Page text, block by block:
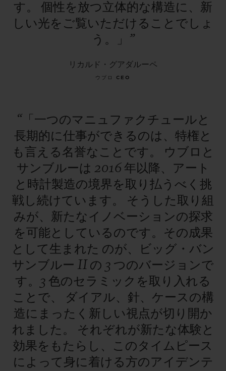
す。 個性を放つ立体的な構造に、新
しい光をご覧いただけることでしょ
う。」”
リカルド・グアダルーペ
ウブロ CEO
“「一つのマニュファクチュールと
長期的に仕事ができるのは、特権と
も言える名誉なことです。
ウブロと
サンブルーは 2016 年以降、アート
と時計製造の境界を取り払うべく挑
戦し続けています。 そうした取り組
みが、新たなイノベーションの探求
を可能としているのです。その成果
として生まれた のが、ビッグ・バン
サンブルー II の 3 つのバージョンで
す。3 色のセラミックを取り入れる
ことで、
ダイアル、針、ケースの構
造にまったく新しい視点が切り開か
れました。 それぞれが新たな体験と
効果をもたらし、このタイムピース
によって身に着ける方のアイデンテ